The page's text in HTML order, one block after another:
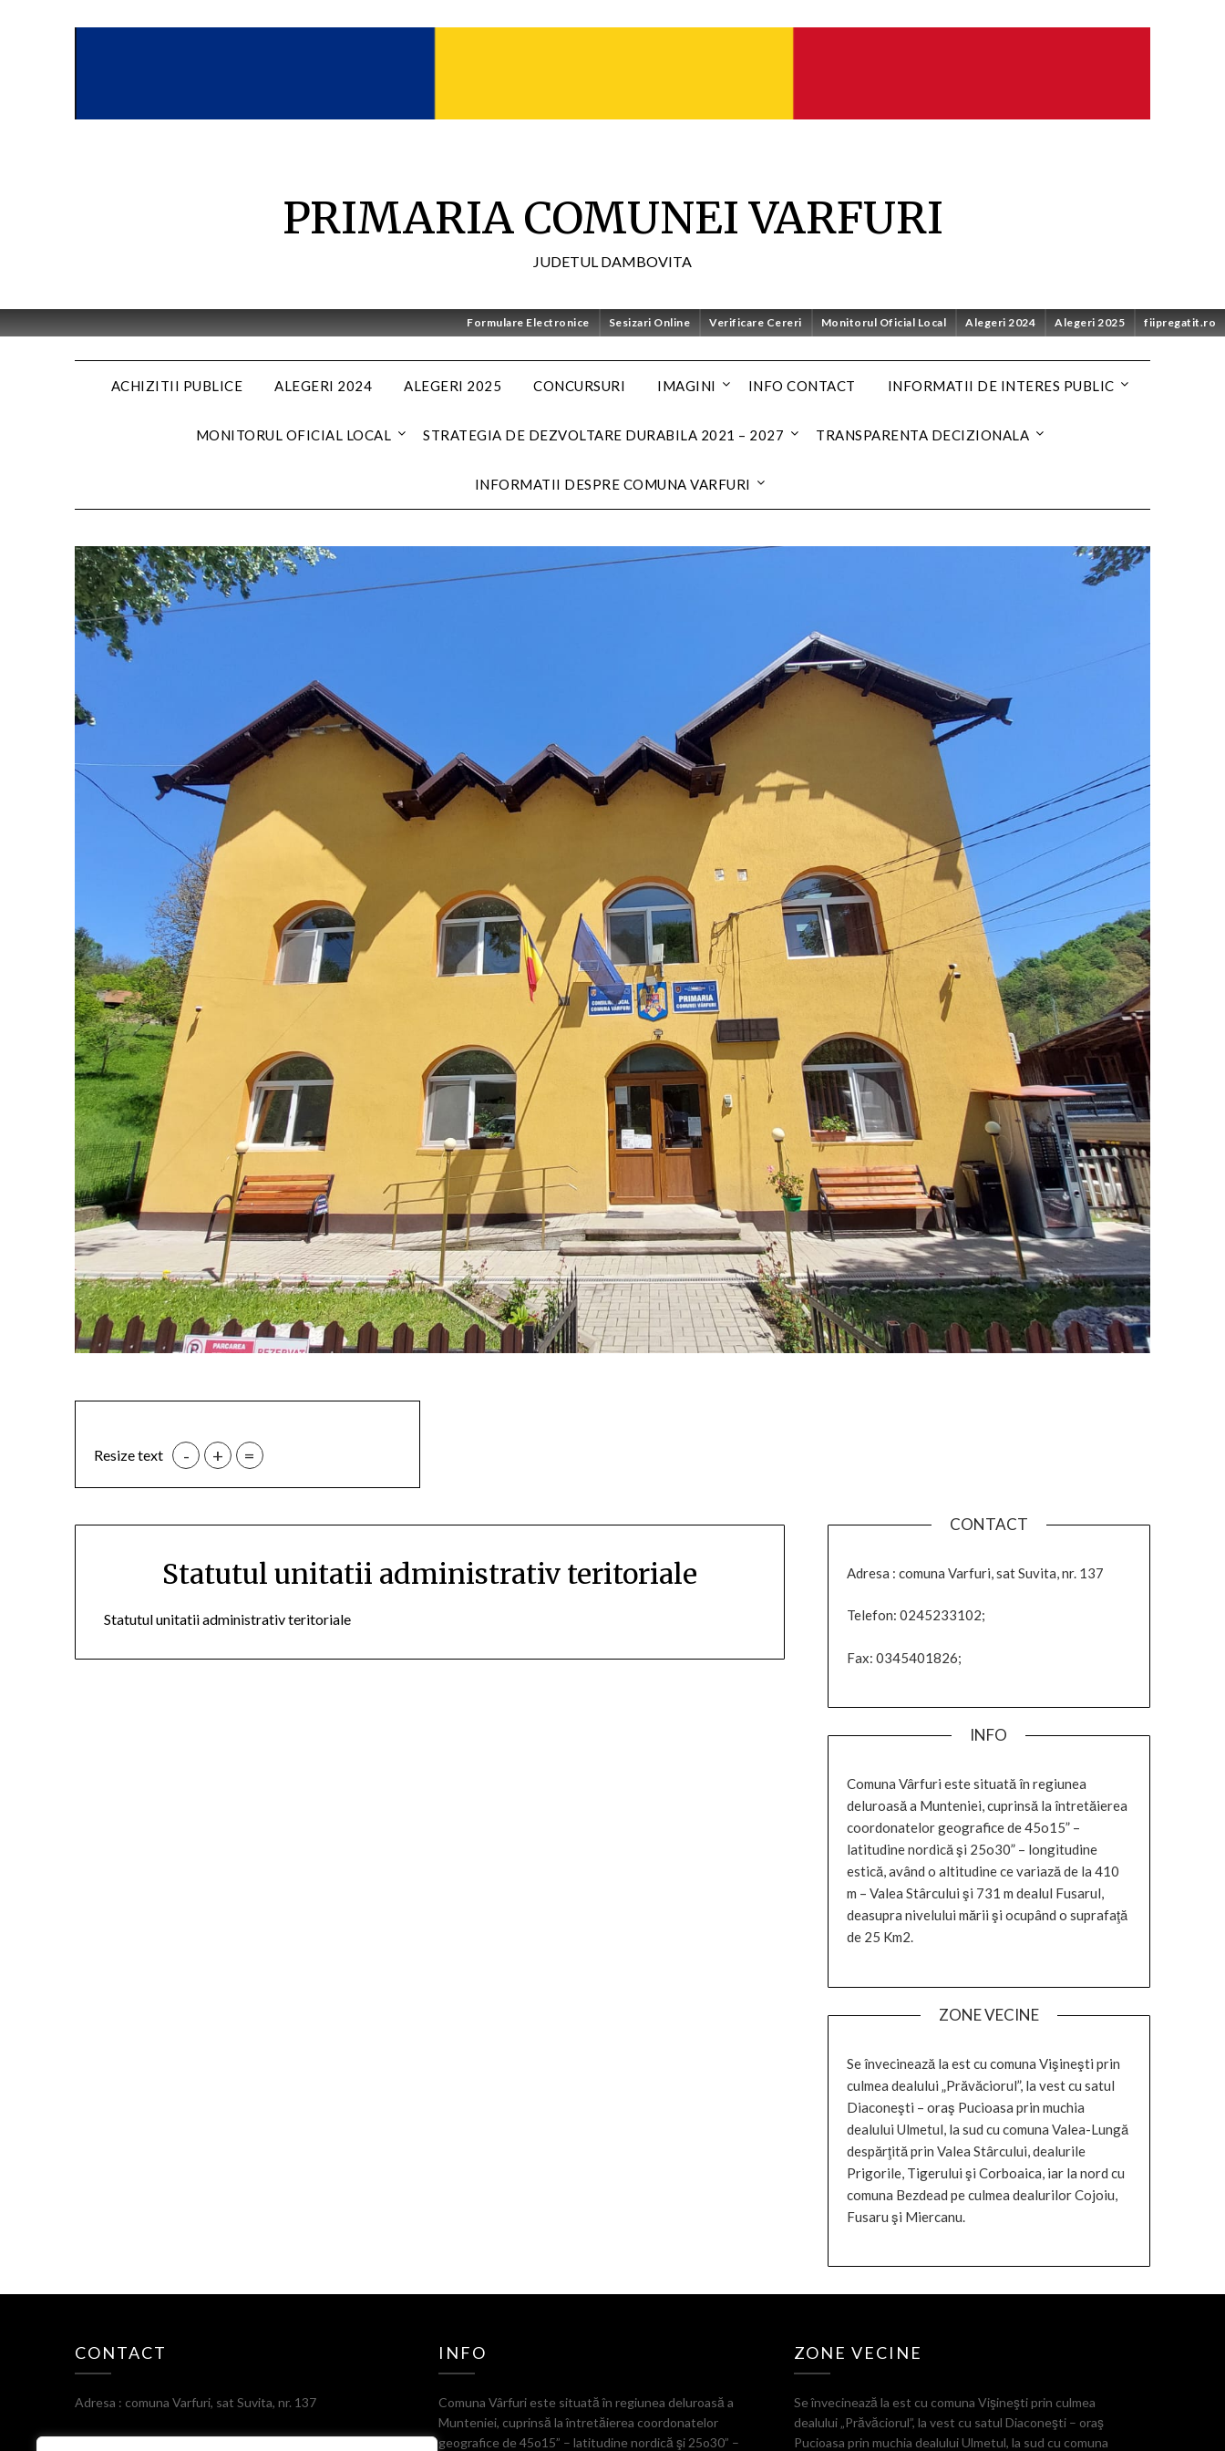
PRIMARIA COMUNEI VARFURI
JUDETUL DAMBOVITA
Formulare Electronice Sesizari Online Verificare Cereri Monitorul Oficial Local Alegeri 2024 Alegeri 2025 fiipregatit.ro
ACHIZITII PUBLICE ALEGERI 2024 ALEGERI 2025 CONCURSURI IMAGINI INFO CONTACT INFORMATII DE INTERES PUBLIC
MONITORUL OFICIAL LOCAL STRATEGIA DE DEZVOLTARE DURABILA 2021 – 2027 TRANSPARENTA DECIZIONALA
INFORMATII DESPRE COMUNA VARFURI
Resize text - + =
Statutul unitatii administrativ teritoriale
Statutul unitatii administrativ teritoriale
CONTACT
Adresa : comuna Varfuri, sat Suvita, nr. 137
Telefon: 0245233102;
Fax: 0345401826;
INFO
Comuna Vârfuri este situată în regiunea
deluroasă a Munteniei, cuprinsă la întretăierea
coordonatelor geografice de 45o15” –
latitudine nordică şi 25o30” – longitudine
estică, având o altitudine ce variază de la 410
m – Valea Stârcului şi 731 m dealul Fusarul,
deasupra nivelului mării şi ocupând o suprafaţă
de 25 Km2.
ZONE VECINE
Se învecinează la est cu comuna Vişineşti prin
culmea dealului „Prăvăciorul”, la vest cu satul
Diaconeşti – oraş Pucioasa prin muchia
dealului Ulmetul, la sud cu comuna Valea-Lungă
despărţită prin Valea Stârcului, dealurile
Prigorile, Tigerului şi Corboaica, iar la nord cu
comuna Bezdead pe culmea dealurilor Cojoiu,
Fusaru şi Miercanu.
CONTACT
Adresa : comuna Varfuri, sat Suvita, nr. 137
Telefon: 0245233102;
INFO
Comuna Vârfuri este situată în regiunea deluroasă a
Munteniei, cuprinsă la întretăierea coordonatelor
geografice de 45o15” – latitudine nordică şi 25o30” –
ZONE VECINE
Se învecinează la est cu comuna Vişineşti prin culmea
dealului „Prăvăciorul”, la vest cu satul Diaconeşti – oraş
Pucioasa prin muchia dealului Ulmetul, la sud cu comuna